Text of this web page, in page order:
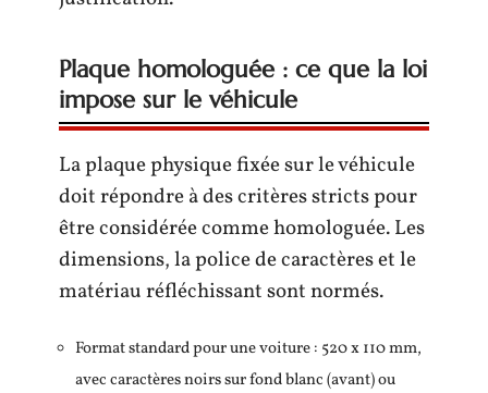
Plaque homologuée : ce que la loi
impose sur le véhicule
La plaque physique fixée sur le véhicule
doit répondre à des critères stricts pour
être considérée comme homologuée. Les
dimensions, la police de caractères et le
matériau réfléchissant sont normés.
Format standard pour une voiture : 520 x 110 mm,
avec caractères noirs sur fond blanc (avant) ou